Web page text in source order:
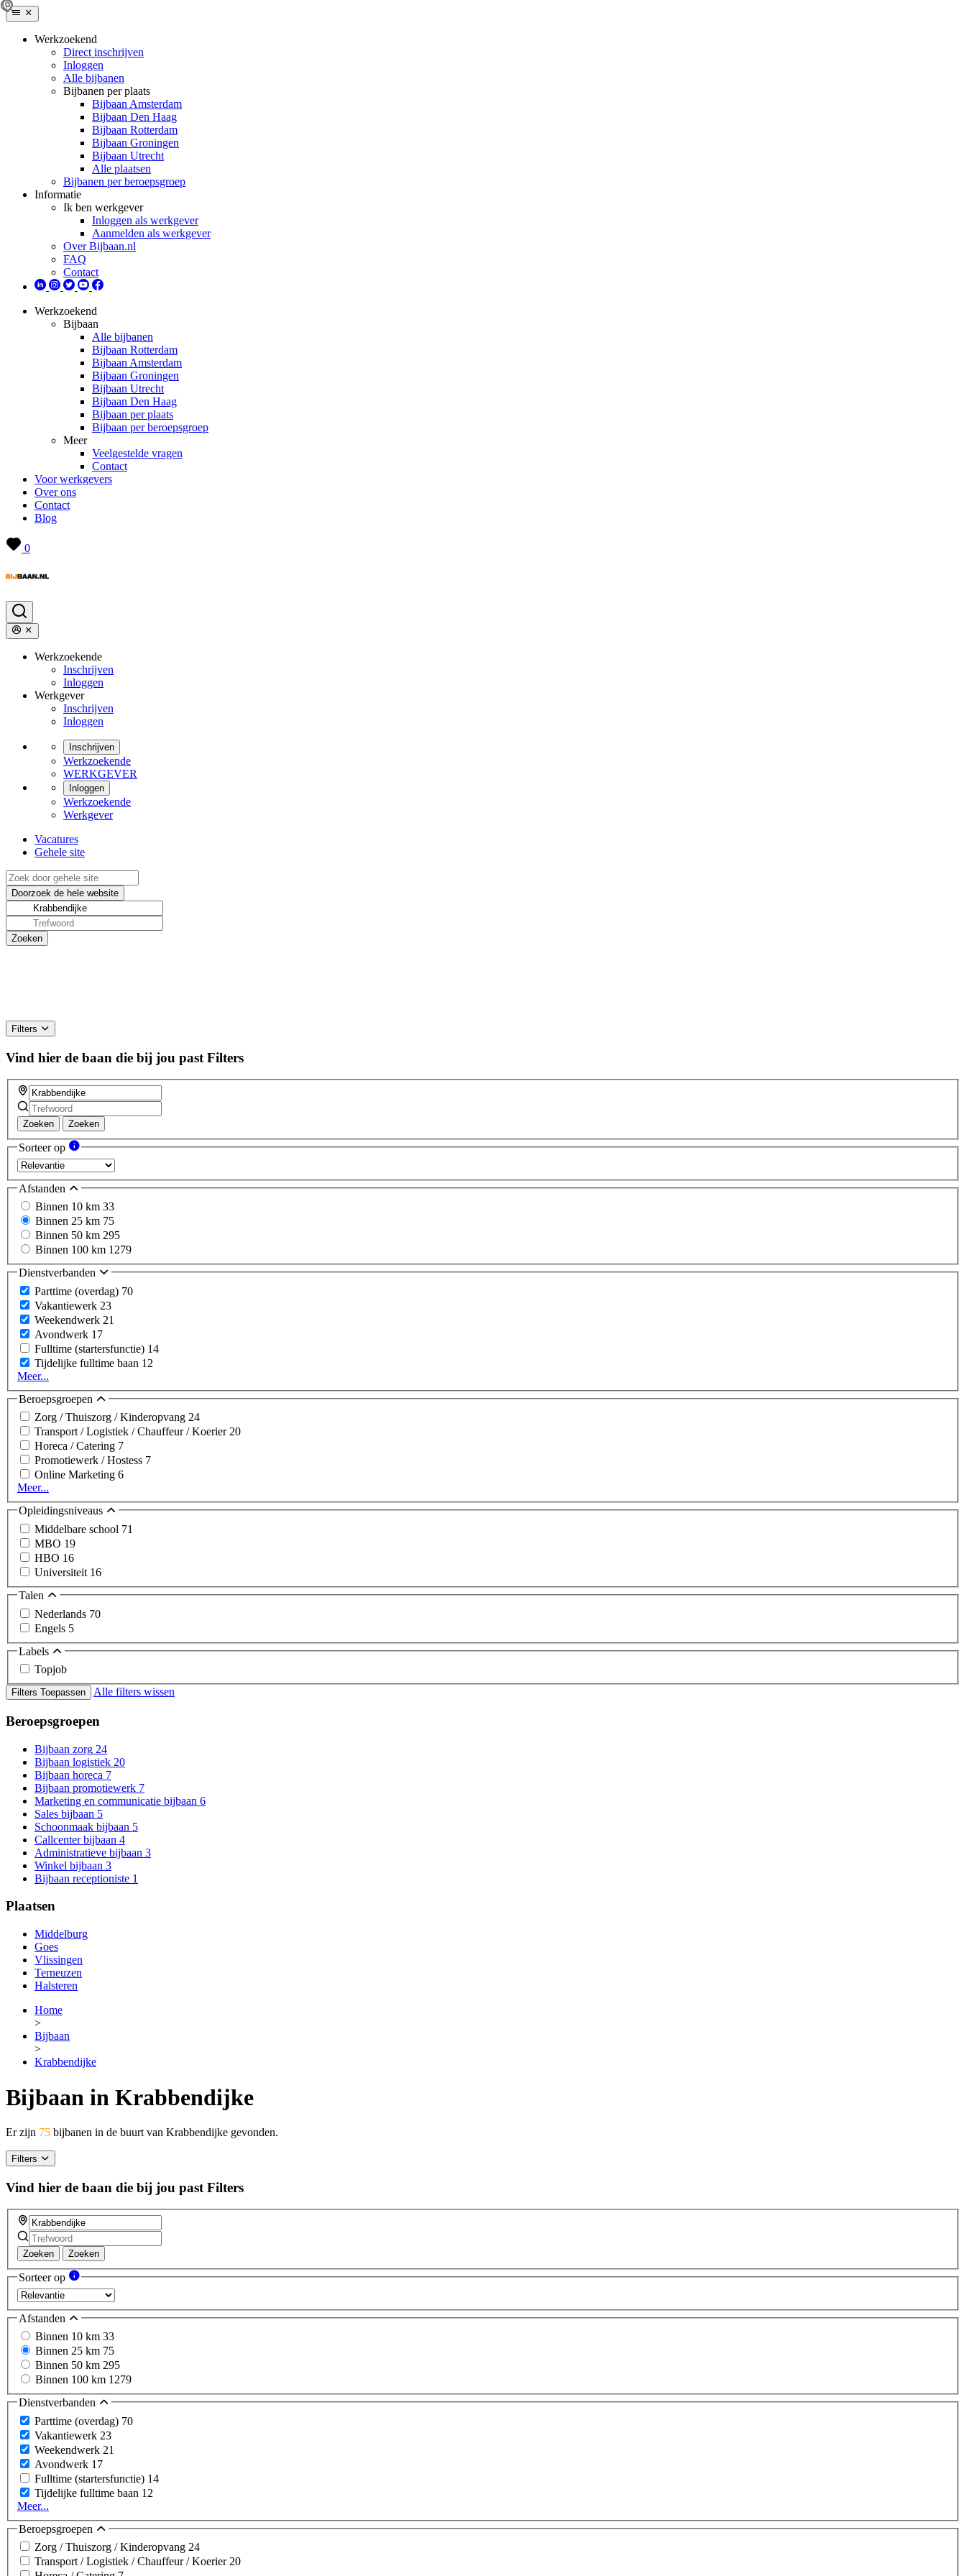
Werkzoekend
Direct inschrijven
Inloggen
Alle bijbanen
Bijbanen per plaats
Bijbaan Amsterdam
Bijbaan Den Haag
Bijbaan Rotterdam
Bijbaan Groningen
Bijbaan Utrecht
Alle plaatsen
Bijbanen per beroepsgroep
Informatie
Ik ben werkgever
Inloggen als werkgever
Aanmelden als werkgever
Over Bijbaan.nl
FAQ
Contact
Werkzoekend
Bijbaan
Alle bijbanen
Bijbaan Rotterdam
Bijbaan Amsterdam
Bijbaan Groningen
Bijbaan Utrecht
Bijbaan Den Haag
Bijbaan per plaats
Bijbaan per beroepsgroep
Meer
Veelgestelde vragen
Contact
Voor werkgevers
Over ons
Contact
Blog
0
Werkzoekende
Inschrijven
Inloggen
Werkgever
Inschrijven
Inloggen
Inschrijven
Werkzoekende
WERKGEVER
Inloggen
Werkzoekende
Werkgever
Vacatures
Gehele site
Filters
Vind hier de baan die bij jou past Filters
Zoeken Zoeken
Sorteer op
Afstanden
Binnen 10 km 33
Binnen 25 km 75
Binnen 50 km 295
Binnen 100 km 1279
Dienstverbanden
Parttime (overdag) 70
Vakantiewerk 23
Weekendwerk 21
Avondwerk 17
Fulltime (startersfunctie) 14
Tijdelijke fulltime baan 12
Meer...
Beroepsgroepen
Zorg / Thuiszorg / Kinderopvang 24
Transport / Logistiek / Chauffeur / Koerier20
Horeca / Catering 7
Promotiewerk / Hostess 7
Online Marketing 6
Meer...
Opleidingsniveaus
Middelbare school 71
MBO 19
HBO 16
Universiteit 16
Talen
Nederlands 70
Engels 5
Labels
Topjob
Filters Toepassen Alle filters wissen
Beroepsgroepen
Bijbaan zorg 24
Bijbaan logistiek 20
Bijbaan horeca 7
Bijbaan promotiewerk 7
Marketing en communicatie bijbaan 6
Sales bijbaan 5
Schoonmaak bijbaan 5
Callcenter bijbaan 4
Administratieve bijbaan 3
Winkel bijbaan 3
Bijbaan receptioniste 1
Plaatsen
Middelburg
Goes
Vlissingen
Terneuzen
Halsteren
Home
>
Bijbaan
>
Krabbendijke
Bijbaan in Krabbendijke
Er zijn 75 bijbanen in de buurt van Krabbendijke gevonden.
Filters
Vind hier de baan die bij jou past Filters
Zoeken Zoeken
Sorteer op
Afstanden
Binnen 10 km 33
Binnen 25 km 75
Binnen 50 km 295
Binnen 100 km 1279
Dienstverbanden
Parttime (overdag) 70
Vakantiewerk 23
Weekendwerk 21
Avondwerk 17
Fulltime (startersfunctie) 14
Tijdelijke fulltime baan 12
Meer...
Beroepsgroepen
Zorg / Thuiszorg / Kinderopvang 24
Transport / Logistiek / Chauffeur / Koerier 20